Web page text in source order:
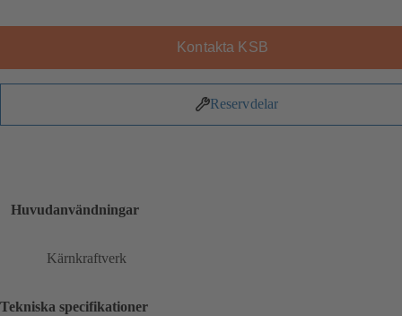
Kontakta KSB
Reservdelar
Huvudanvändningar
Kärnkraftverk
Tekniska specifikationer